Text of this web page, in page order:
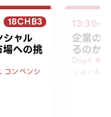
18CHB3
シャル
への挑
コンベンシ
13:30-
企業の
るのか
Day4 未
ションホー